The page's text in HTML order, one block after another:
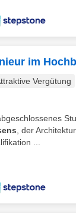
im
Vergütung
, der
...